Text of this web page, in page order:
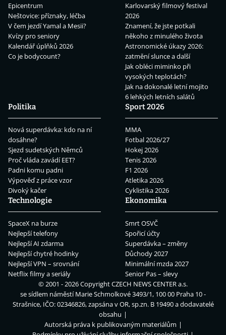
Epicentrum
Neštovice: příznaky, léčba
V čem jezdí Yamal a Mesii?
Kvízy pro seniory
Kalendář úplňků 2026
Co je bodycount?
Karlovarský filmový festival
2026
Znamení, že jste potkali
někoho z minulého života
Astronomické úkazy 2026:
zatmění slunce a další
Jak obléci miminko při
vysokých teplotách?
Jak na dokonalé letní mojito
6 lehkých letních salátů
Politika
Nová superdávka: kdo na ní
dosáhne?
Sjezd sudetských Němců
Proč vláda zavádí EET?
Padni komu padni
Výpověď z práce vzor
Divoký kačer
Sport 2026
MMA
Fotbal 2026/27
Hokej 2026
Tenis 2026
F1 2026
Atletika 2026
Cyklistika 2026
Technologie
SpaceX na burze
Nejlepší telefony
Nejlepší AI zdarma
Nejlepší chytré hodinky
Nejlepší VPN – srovnání
Netflix filmy a seriály
Ekonomika
Smrt OSVČ
Spořicí účty
Superdávka – změny
Důchody 2027
Minimální mzda 2027
Senior Pas – slevy
© 2001 - 2026 CopyrightCZECH NEWS CENTER a.s.
se sídlem náměstí Marie Schmolkové 3493/1, 100 00 Praha 10 -
Strašnice, IČO: 02346826, zapsána v OR, sp.zn. B 19490 a dodavatelé
obsahu
Autorská práva k publikovaným materiálům